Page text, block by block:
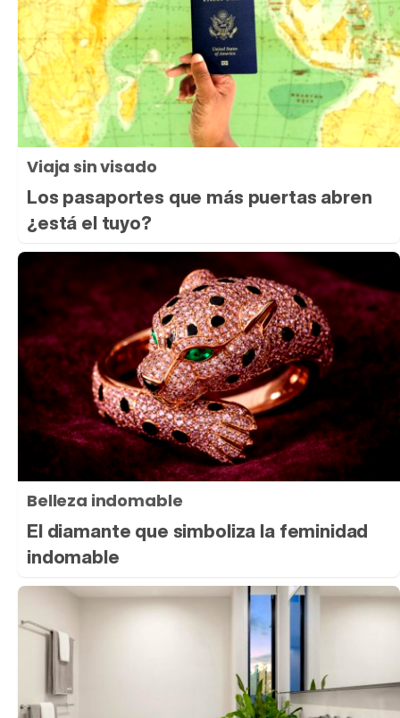
Viaja sin visado
Los pasaportes que más puertas abren
¿está el tuyo?
Belleza indomable
El diamante que simboliza la feminidad
indomable